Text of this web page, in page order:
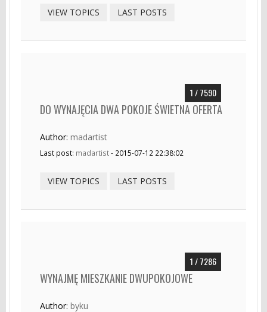
VIEW TOPICS LAST POSTS
1 / 7590
DO WYNAJĘCIA DWA POKOJE ŚWIETNA OFERTA
Author: madartist
Last post: madartist- 2015-07-12 22:38:02
VIEW TOPICS LAST POSTS
1 / 7286
WYNAJMĘ MIESZKANIE DWUPOKOJOWE
Author: byku